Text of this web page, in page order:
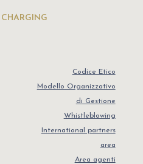
Codice Etico
Modello Organizzativo
di Gestione
Whistleblowing
International partners
area
Area agenti